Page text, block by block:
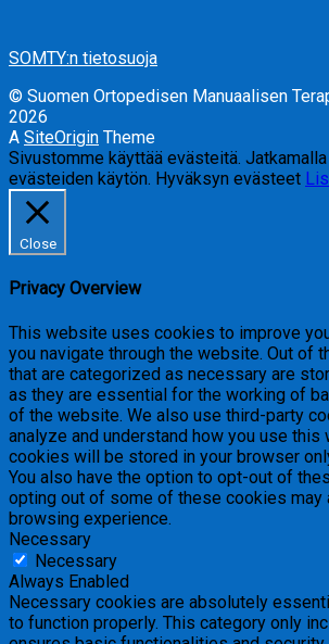
SOMTY:n tietosuoja
© Suomen Ortopedisen Manuaalisen
2026
A SiteOrigin Theme
Sivustomme käyttää evästeitä.
evästeiden käytön. Hyväksyn evästeet
Close
Privacy Overview
This website uses cookies to improve
you navigate through the website. Out of
that are categorized as necessary are
as they are essential for the working of
of the website. We also use third-party
analyze and understand how you use this
cookies will be stored in your browser
You also have the option to opt-out of
opting out of some of these cookies may
browsing experience.
Necessary
Necessary
Always Enabled
Necessary cookies are absolutely
to function properly. This category only